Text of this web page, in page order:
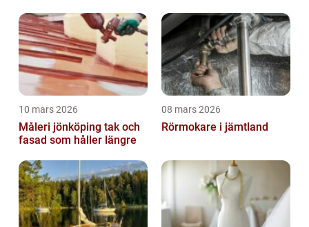
10 mars 2026
Måleri jönköping tak och
fasad som håller längre
08 mars 2026
Rörmokare i jämtland